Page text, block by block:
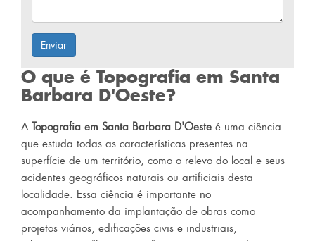
Enviar
O que é Topografia em Santa
Barbara D'Oeste?
A Topografia em Santa Barbara D'Oeste é uma ciência
que estuda todas as características presentes na
superfície de um território, como o relevo do local e seus
acidentes geográficos naturais ou artificiais desta
localidade. Essa ciência é importante no
acompanhamento da implantação de obras como
projetos viários, edificações civis e industriais,